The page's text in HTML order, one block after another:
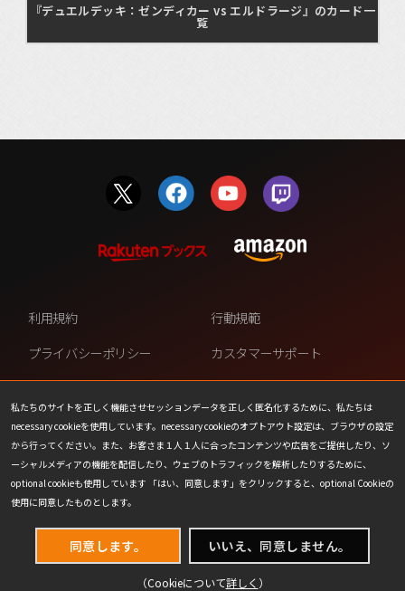
『デュエルデッキ：ゼンディカー vs エルドラージ』のカード一
覧
私たちのサイトを正しく機能させセッションデータを正しく匿名化するために、私たちは
necessary cookieを使用しています。necessary cookieのオプトアウト設定は、ブラウザの設定
から行ってください。また、お客さま１人１人に合ったコンテンツや広告をご提供したり、ソ
ーシャルメディアの機能を配信したり、ウェブのトラフィックを解析したりするために、
optional cookieも使用しています 「はい、同意します」をクリックすると、optional Cookieの
使用に同意したものとします。
同意します。 いいえ、同意しません。
（Cookieについて詳しく ）
利用規約
行動規範
プライバシーポリシー
カスタマーサポート
ファンコンテンツ・ポリシー
個人情報の販売や共有を許可し
ない
COOKIE
プレスリリース
会社情報
お問い合わせ